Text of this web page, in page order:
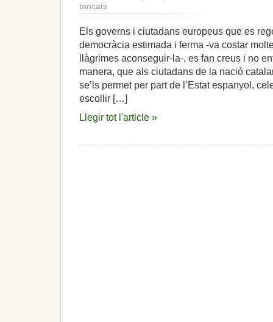
tancats
«Si
catalans
escullen
un
diferent,
els
governs
hauran
Els governs i ciutadans europeus que es
democràcia estimada i ferma -va costar
llàgrimes aconseguir-la-, es fan creus i no
manera, que als ciutadans de la nació
se’ls permet per part de l’Estat espanyol,
escollir […]
Llegir tot l'article »